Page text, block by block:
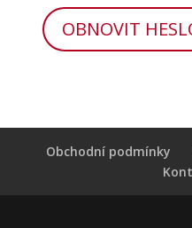
OBNOVIT
Obchodní podmínky